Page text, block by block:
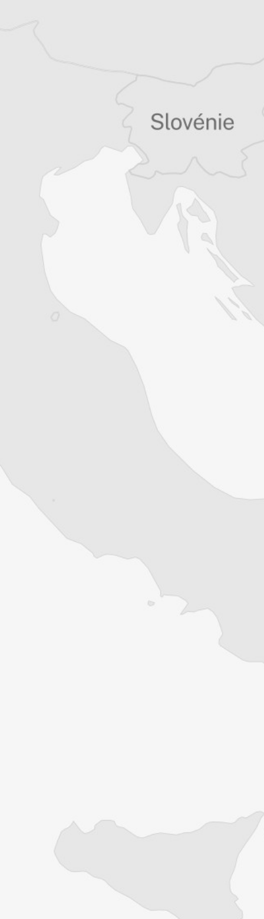
Explorez +10 ans d’archives sur les
Vous avez déjà un compte ?Se connecter